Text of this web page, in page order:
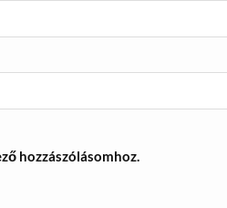
hozzászólásomhoz.